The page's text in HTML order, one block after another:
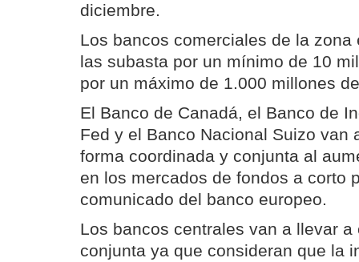
diciembre.
Los bancos comerciales de la zona
las subasta por un mínimo de 10
por un máximo de 1.000 millones
El Banco de Canadá, el Banco de
Fed y el Banco Nacional Suizo van
forma coordinada y conjunta al
en los mercados de fondos a corto
comunicado del banco europeo.
Los bancos centrales van a llevar
conjunta ya que consideran que la